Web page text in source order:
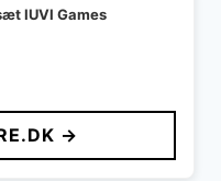
IUVI Games
→